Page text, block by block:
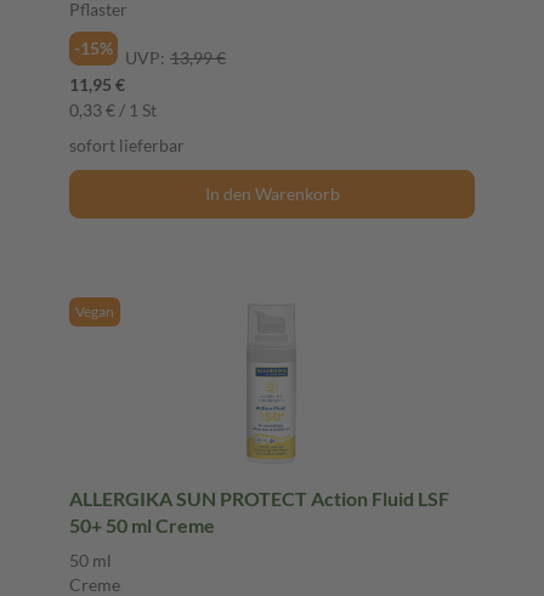
Pflaster
-15%
UVP: 13,99 €
11,95 €
0,33 € / 1 St
sofort lieferbar
In den Warenkorb
Vegan
ALLERGIKA SUN PROTECT Action Fluid LSF
50+ 50 ml Creme
50 ml
Creme